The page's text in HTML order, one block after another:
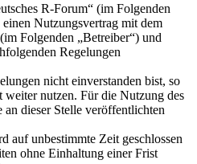
R-Forum“ (im Folgenden
Nutzungsvertrag mit dem
Folgenden „Betreiber“) und
Regelungen
nicht einverstanden bist, so
weiter nutzen. Für die Nutzung des
dieser Stelle veröffentlichten
auf unbestimmte Zeit geschlossen
ohne Einhaltung einer Frist